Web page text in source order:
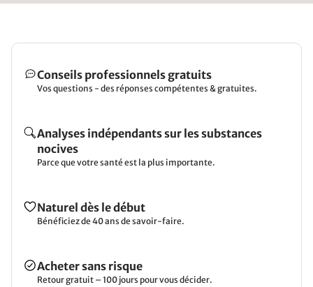
Conseils professionnels gratuits
Vos questions - des réponses compétentes & gratuites.
Analyses indépendants sur les substances
nocives
Parce que votre santé est la plus importante.
Naturel dès le début
Bénéficiez de 40 ans de savoir-faire.
Acheter sans risque
Retour gratuit – 100 jours pour vous décider.